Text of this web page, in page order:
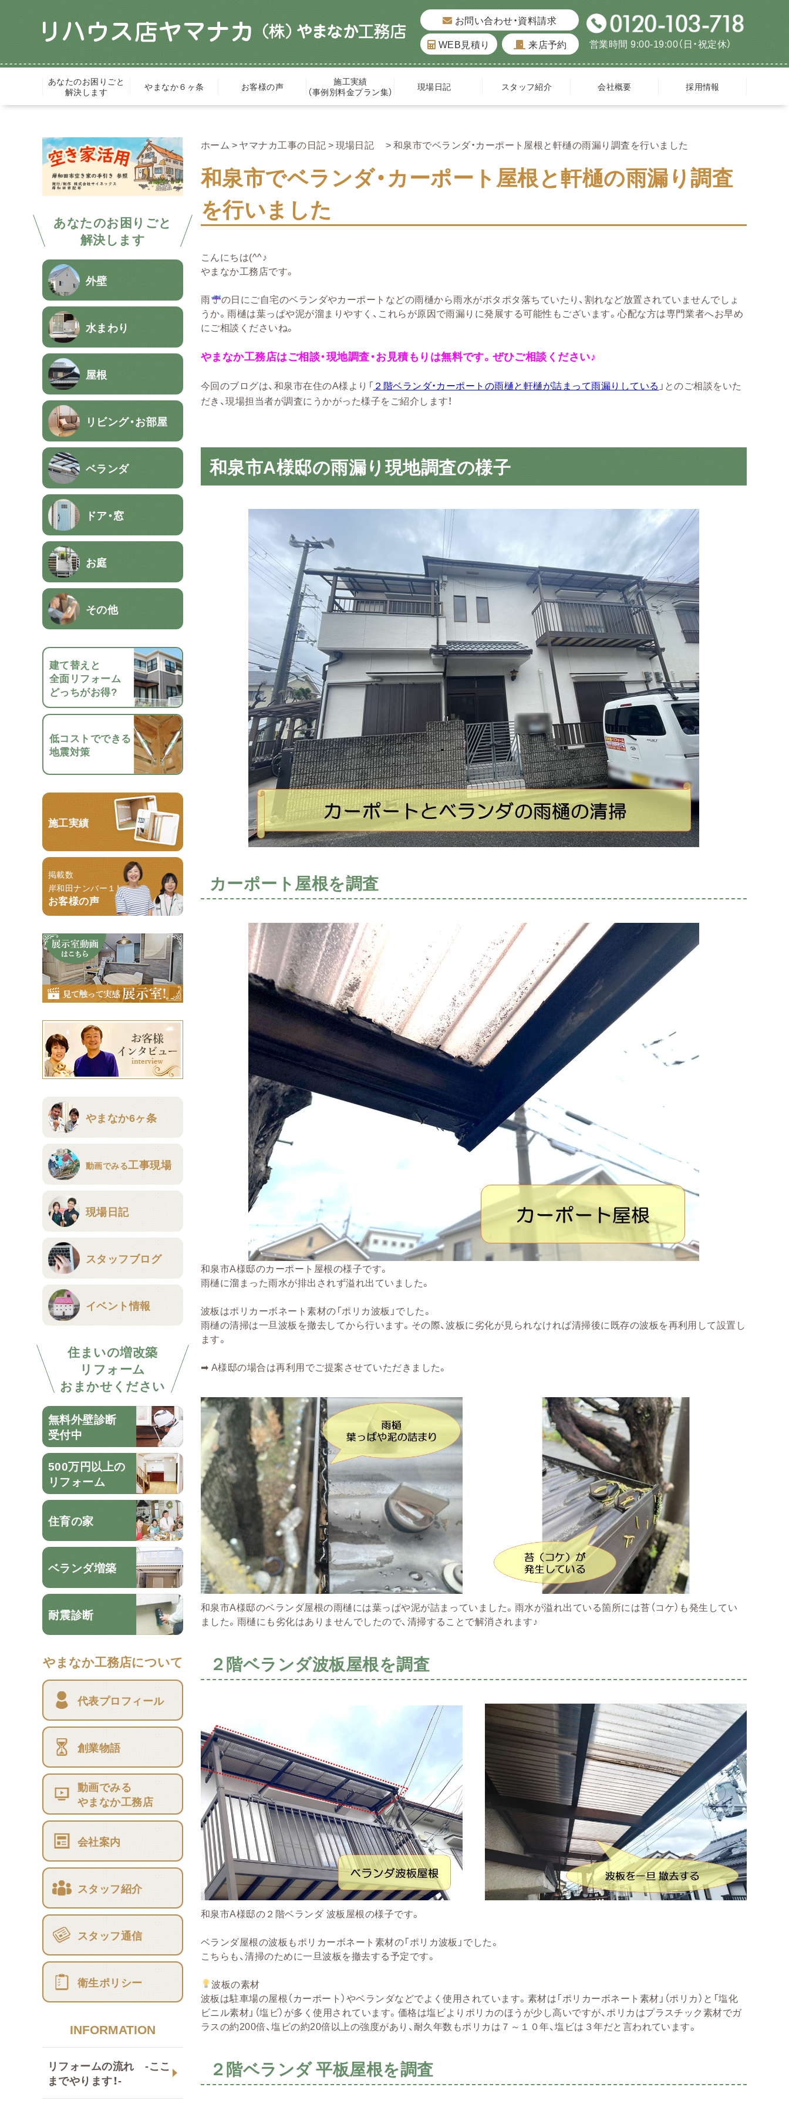
お問い合わせ・資料請求
WEB見積り
来店予約 営業時間 9:00-19:00（日・祝定休）
あなたのお困りごと
解決します
やまなか６ヶ条 お客様の声
施工実績
（事例別料金プラン集）
現場日記 スタッフ紹介 会社概要 採用情報
あなたのお困りごと
解決します
外壁
水まわり
屋根
リビング・お部屋
ベランダ
ドア・窓
お庭
その他
建て替えと
全面リフォーム
どっちがお得?
低コストでできる
地震対策
施工実績
掲載数
岸和田ナンバー１！
お客様の声
やまなか6ヶ条
動画でみる工事現場
現場日記
スタッフブログ
イベント情報
住まいの増改築
リフォーム
おまかせください
無料外壁診断
受付中
500万円以上の
リフォーム
住育の家
ベランダ増築
耐震診断
やまなか工務店について
代表プロフィール
創業物語
動画でみる
やまなか工務店
会社案内
スタッフ紹介
スタッフ通信
衛生ポリシー
INFORMATION
リフォームの流れ -ここ
までやります！-
ホーム ヤマナカ工事の日記 現場日記 和泉市でベランダ・カーポート屋根と軒樋の雨漏り調査を行いました
和泉市でベランダ・カーポート屋根と軒樋の雨漏り調査
を行いました
こんにちは(^^♪
やまなか工務店です。
雨
の日にご自宅のベランダやカーポートなどの雨樋から雨水がポタポタ落ちていたり、割れなど放置されていませんでしょ
うか。雨樋は葉っぱや泥が溜まりやすく、これらが原因で雨漏りに発展する可能性もございます。心配な方は専門業者へお早め
にご相談くださいね。
やまなか工務店はご相談・現地調査・お見積もりは無料です。ぜひご相談ください♪
今回のブログは、和泉市在住のA様より「２ 階ベランダ・カーポートの雨樋と軒樋が詰まって雨漏りしている 」とのご相談をいた
だき、現場担当者が調査にうかがった様子をご紹介します！
和泉市A様邸の雨漏り現地調査の様子
カーポート屋根を調査
和泉市A様邸のカーポート屋根の様子です。
雨樋に溜まった雨水が排出されず溢れ出ていました。
波板はポリカーボネート素材の「ポリカ波板」でした。
雨樋の清掃は一旦波板を撤去してから行います。その際、波板に劣化が見られなければ清掃後に既存の波板を再利用して設置し
ます。
➡ A様邸の場合は再利用でご提案させていただきました。
和泉市A様邸のベランダ屋根の雨樋には葉っぱや泥が詰まっていました。雨水が溢れ出ている箇所には苔（コケ）も発生してい
ました。雨樋にも劣化はありませんでしたので、清掃することで解消されます♪
２階ベランダ波板屋根を調査
和泉市A様邸の２階ベランダ 波板屋根の様子です。
ベランダ屋根の波板もポリカーボネート素材の「ポリカ波板」でした。
こちらも、清掃のために一旦波板を撤去する予定です。
波板の素材
波板は駐車場の屋根（カーポート）やベランダなどでよく使用されています。素材は「ポリカーボネート素材」（ポリカ）と「塩化
ビニル素材」（塩ビ）が多く使用されています。価格は塩ビよりポリカのほうが少し高いですが、ポリカはプラスチック素材でガ
ラスの約200倍、塩ビの約20倍以上の強度があり、耐久年数もポリカは７～１０年、塩ビは３年だと言われています。
２階ベランダ 平板屋根を調査